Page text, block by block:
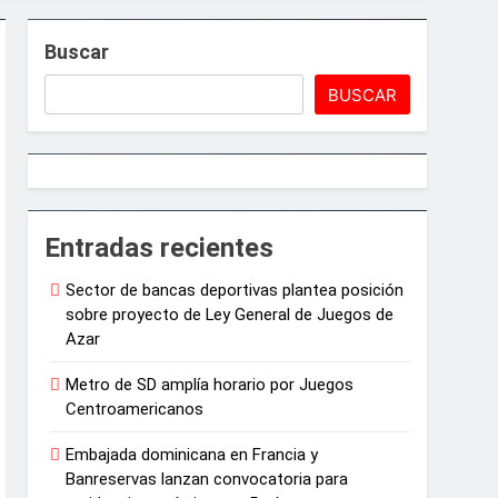
agrícola de la provincia
política
tras la muerte de su madre
Buscar
BUSCAR
Entradas recientes
Sector de bancas deportivas plantea posición
sobre proyecto de Ley General de Juegos de
Azar
Metro de SD amplía horario por Juegos
Centroamericanos
Embajada dominicana en Francia y
Banreservas lanzan convocatoria para